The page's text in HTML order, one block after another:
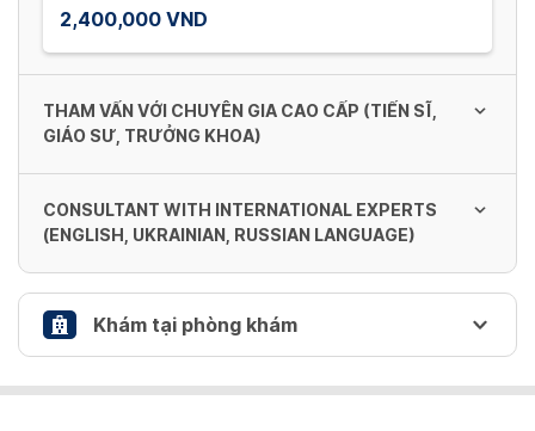
2,400,000 VND
THAM VẤN VỚI CHUYÊN GIA CAO CẤP (TIẾN SĨ,
GIÁO SƯ, TRƯỞNG KHOA)
Tham vấn trong 60 phút
Tham vấn trong 90 phút
2,700,000 VND
CONSULTANT WITH INTERNATIONAL EXPERTS
(ENGLISH, UKRAINIAN, RUSSIAN LANGUAGE)
Tham vấn trong 60 phút
2,400,000 VND
Khám tại phòng khám
THAM VẤN VỚI CHUYÊN GIA TIÊU CHUẨN